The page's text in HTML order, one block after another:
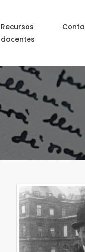
Recursos
docentes